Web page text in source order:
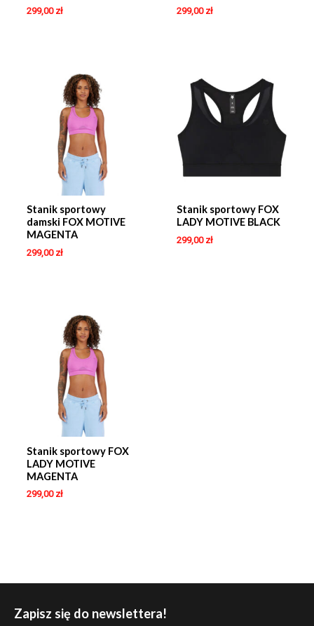
299,00 zł 299,00 zł
Stanik sportowy
damski FOX MOTIVE
MAGENTA
299,00 zł
Stanik sportowy FOX
LADY MOTIVE BLACK
299,00 zł
Stanik sportowy FOX
LADY MOTIVE
MAGENTA
299,00 zł
Zapisz się do newslettera!